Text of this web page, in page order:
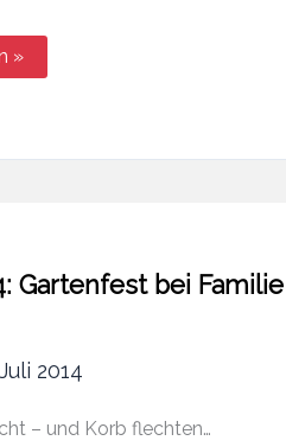
»
Gartenfest bei Familie
2014
– und Korb flechten…